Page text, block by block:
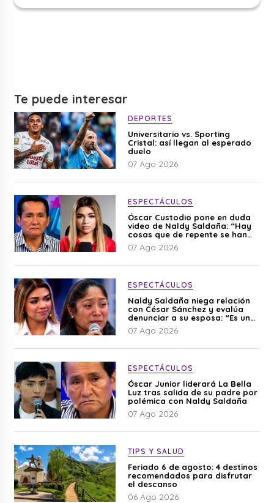
Te puede interesar
DEPORTES
Universitario vs. Sporting
Cristal: así llegan al esperado
duelo
07 Ago 2026
ESPECTÁCULOS
Óscar Custodio pone en duda
video de Naldy Saldaña: “Hay
cosas que de repente se han
editado”
07 Ago 2026
ESPECTÁCULOS
Naldy Saldaña niega relación
con César Sánchez y evalúa
denunciar a su esposa: “Es una
difamación”
07 Ago 2026
ESPECTÁCULOS
Óscar Junior liderará La Bella
Luz tras salida de su padre por
polémica con Naldy Saldaña
07 Ago 2026
TIPS Y SALUD
Feriado 6 de agosto: 4 destinos
recomendados para disfrutar
el descanso
06 Ago 2026